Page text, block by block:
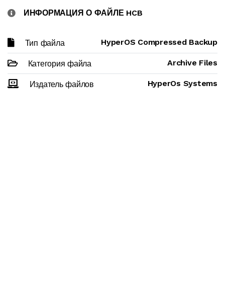
ИНФОРМАЦИЯ О ФАЙЛЕ HCB
Тип файла HyperOS Compressed Backup
Категория файла Archive Files
Издатель файлов HyperOs Systems